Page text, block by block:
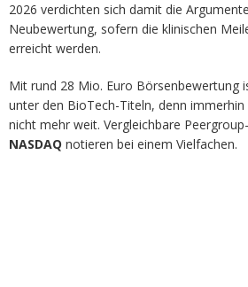
2026 verdichten sich damit die
Neubewertung, sofern die klinischen
erreicht werden.
Mit rund 28 Mio. Euro Börsenbewertung
unter den BioTech-Titeln, denn immerhin
nicht mehr weit. Vergleichbare
NASDAQ notieren bei einem Vielfachen.